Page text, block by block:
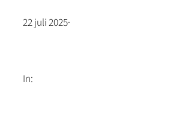
22 juli 2025·
In: